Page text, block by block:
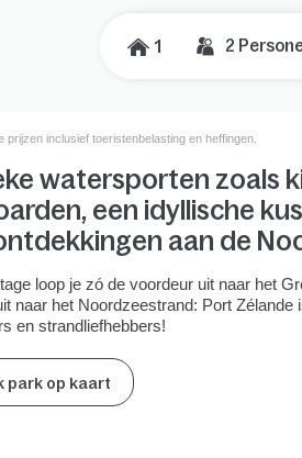
1 2
prijzen inclusief toeristenbelasting en heffingen.
watersporten zoals
een idyllische
aan de
loop je zó de voordeur uit naar het
naar het Noordzeestrand: Port Zélande
en strandliefhebbers!
park op kaart